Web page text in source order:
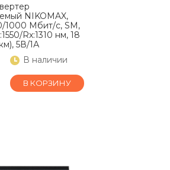
NIKOMAX,
1000 Мбит/с, SM,
Rx:1310 нм, 18
5В/1А
В наличии
В КОРЗИНУ